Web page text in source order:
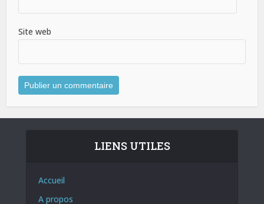
Site web
LIENS UTILES
Accueil
A propos